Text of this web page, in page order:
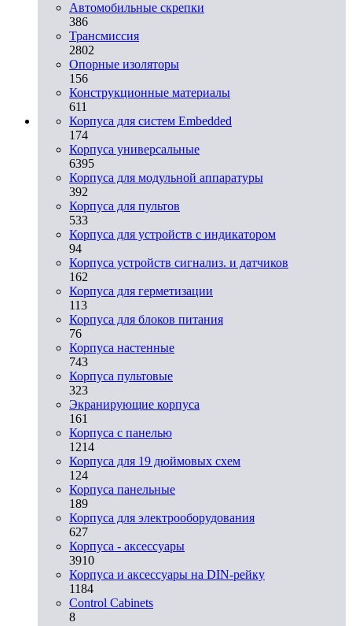
Автомобильные скрепки
386
Трансмиссия
2802
Опорные изоляторы
156
Конструкционные материалы
611
Корпуса для систем Embedded
174
Корпуса универсальные
6395
Корпуса для модульной аппаратуры
392
Корпуса для пультов
533
Корпуса для устройств с индикатором
94
Корпуса устройств сигнализ. и датчиков
162
Корпуса для герметизации
113
Корпуса для блоков питания
76
Корпуса настенные
743
Корпуса пультовые
323
Экранирующие корпуса
161
Корпуса с панелью
1214
Корпуса для 19 дюймовых схем
124
Корпуса панельные
189
Корпуса для электрооборудования
627
Корпуса - аксессуары
3910
Корпуса и аксессуары на DIN-рейку
1184
Control Cabinets
8